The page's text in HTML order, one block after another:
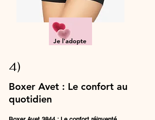
Je l'adopte
4)
Boxer Avet : Le confort au
quotidien